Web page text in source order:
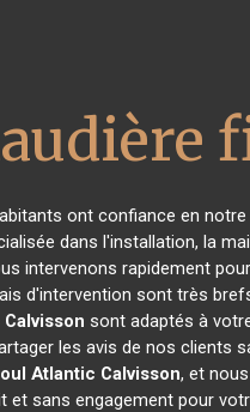
ont confiance en
dans l'installation, la
intervenons rapidement
d'intervention sont très
Calvisson sont adaptés à
les avis de nos clients
Atlantic Calvisson, et
et sans engagement pour